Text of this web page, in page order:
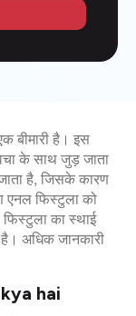
बीमारी है। इस
के साथ जुड़ जाता
है, जिसके कारण
एनल फिस्टुला को
फिस्टुला का स्थाई
अधिक जानकारी
kya hai